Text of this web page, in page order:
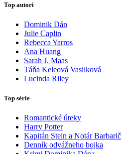
Top autori
Dominik Dán
Julie Caplin
Rebecca Yarros
Ana Huang
Sarah J. Maas
Táňa Keleová Vasilková
Lucinda Riley
Top série
Romantické úteky
Harry Potter
Kapitán Stein a Notár Barbarič
Denník odvážneho bojka